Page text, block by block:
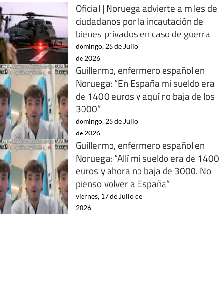
Oficial | Noruega advierte a miles de
ciudadanos por la incautación de
bienes privados en caso de guerra
domingo, 26 de Julio
de 2026
Guillermo, enfermero español en
Noruega: “En España mi sueldo era
de 1400 euros y aquí no baja de los
3000”
domingo, 26 de Julio
de 2026
Guillermo, enfermero español en
Noruega: “Allí mi sueldo era de 1400
euros y ahora no baja de 3000. No
pienso volver a España”
viernes, 17 de Julio de
2026